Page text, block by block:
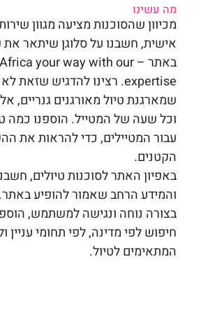
מה עשינו
מכיוון שהסוכנות מציעה מגוון
אישית, חשבנו על סלוגן שיתאר
באתר –your way with our
expertise. רצינו להדגיש שזאת לא
שמארגנת טיול מאורגנים גנריים,
וכל שעה של המטייל. הוספנו כמה
עבור המטיילים, כדי להראות את
הקטנים.
באפיון האתר לסוכנות טיולים,
והמידע הרחב שאמור להופיע
בצורה נוחה ונגישה למשתמש,
חיפוש לפי מדינה, לפי תחומי עניין
המתאימים לטיול.